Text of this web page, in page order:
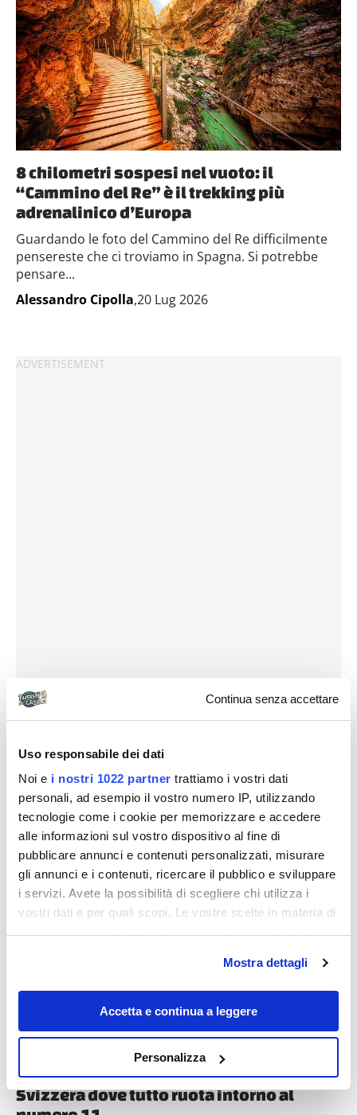
Continua senza accettare
Uso responsabile dei dati
Noi e i nostri 1022 partner trattiamo i vostri dati
personali, ad esempio il vostro numero IP, utilizzando
tecnologie come i cookie per memorizzare e accedere
alle informazioni sul vostro dispositivo al fine di
pubblicare annunci e contenuti personalizzati, misurare
gli annunci e i contenuti, ricercare il pubblico e sviluppare
i servizi. Avete la possibilità di scegliere chi utilizza i
vostri dati e per quali scopi. Le vostre scelte in materia di
modificare o revocare il proprio consenso in qualsiasi
momento dalla Dichiarazione sui cookie o facendo clic
sull'icona di attivazione della privacy.
raccogliere informazioni sulla tua posizione
geografica, con un'approssimazione di qualche
Mostra dettagli
Accetta e continua a leggere
Personalizza
8 chilometri sospesi nel vuoto: il
“Cammino del Re” è il trekking più
adrenalinico d’Europa
Guardando le foto del Cammino del Re difficilmente
pensereste che ci troviamo in Spagna. Si potrebbe
pensare...
Alessandro Cipolla,20 Lug 2026
Destinazioni
Soletta, la città barocca più bella della
Svizzera dove tutto ruota intorno al